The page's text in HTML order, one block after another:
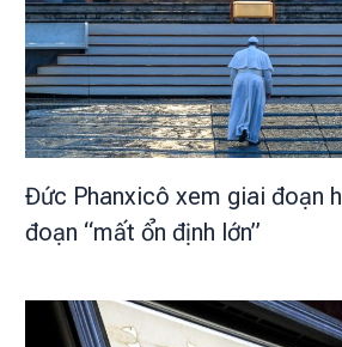
Đức Phanxicô xem giai đoạn
đoạn “mất ổn định lớn”